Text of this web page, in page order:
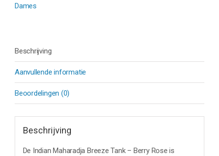
Dames
Beschrijving
Aanvullende informatie
Beoordelingen (0)
Beschrijving
De Indian Maharadja Breeze Tank – Berry Rose is